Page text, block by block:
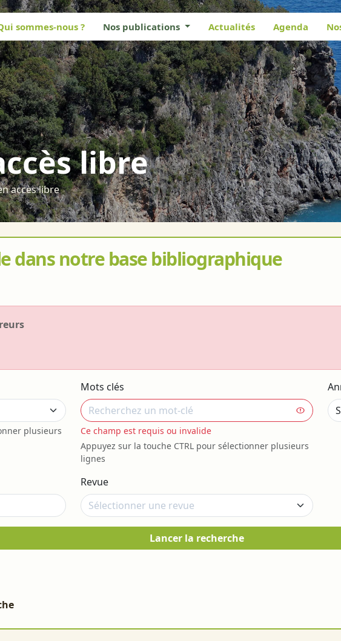
sommes-nous ? Nos publications Actualités Agenda
libre
accès libre
dans notre base bibliographique
plusieurs
Mots clés
Ce champ est requis ou invalide
Appuyez sur la touche CTRL pour sélectionner plusieurs
lignes
Revue
Lancer la recherche